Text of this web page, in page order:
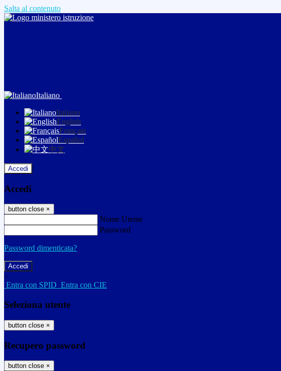
Salta al contenuto
Italiano
Italiano
English
Français
Español
中文
Accedi
Accedi
button close ×
Nome Utente
Password
Password dimenticata?
-
Entra con SPID Entra con CIE
Seleziona utente
button close ×
Recupero password
button close ×